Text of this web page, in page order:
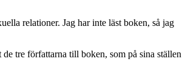
relationer. Jag har inte läst boken, så jag
tre författarna till boken, som på sina ställen